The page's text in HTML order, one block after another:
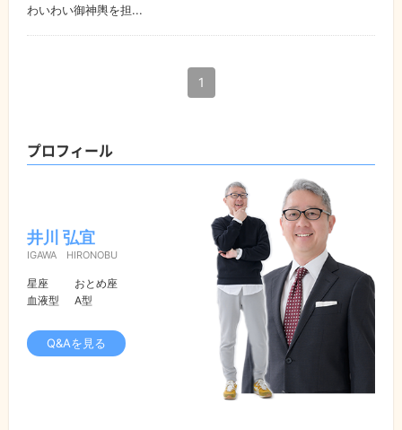
わいわい御神輿を担...
1
プロフィール
井川 弘宜
IGAWA HIRONOBU
星座
おとめ座
血液型
A型
Q&Aを見る